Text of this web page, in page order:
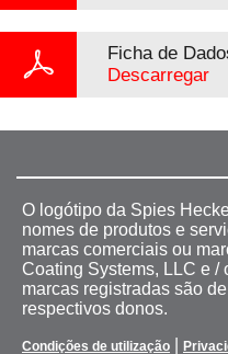
Ficha de
Descarregar
O logótipo da Spies
nomes de produtos e
marcas comerciais ou
Coating Systems, LLC e /
marcas registradas são
respectivos donos.
Condições de utilização